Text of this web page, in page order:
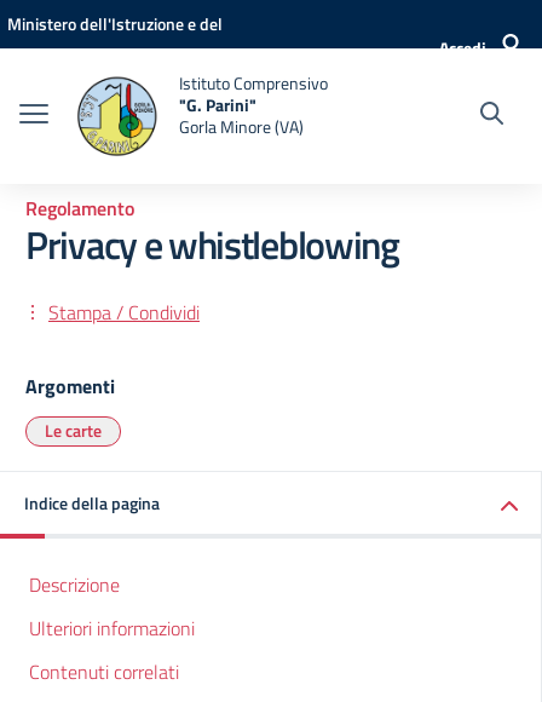
Vai ai contenuti
Vai al menu di navigazione
Vai al footer
Ministero dell'Istruzione e del
Accedi
Istituto Comprensivo
"G. Parini"
Gorla Minore (VA)
Regolamento
Privacy e whistleblowing
Stampa / Condividi
Argomenti
Le carte
Indice della pagina
Descrizione
Ulteriori informazioni
Contenuti correlati